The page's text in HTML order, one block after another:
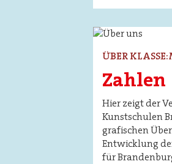
Image
ÜBER
Zahlen
Hier zeigt der
Kunstschulen
grafischen
Entwicklung
für